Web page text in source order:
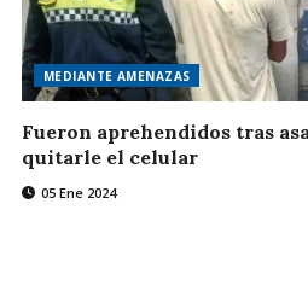
MEDIANTE AMENAZAS
Fueron aprehendidos tras
quitarle el celular
05 Ene 2024